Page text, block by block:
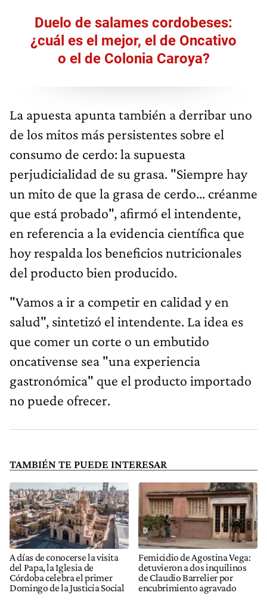
Duelo de salames cordobeses:
¿cuál es el mejor, el de Oncativo
o el de Colonia Caroya?
La apuesta apunta también a derribar uno
de los mitos más persistentes sobre el
consumo de cerdo: la supuesta
perjudicialidad de su grasa. "Siempre hay
un mito de que la grasa de cerdo... créanme
que está probado", afirmó el intendente,
en referencia a la evidencia científica que
hoy respalda los beneficios nutricionales
del producto bien producido.
"Vamos a ir a competir en calidad y en
salud", sintetizó el intendente. La idea es
que comer un corte o un embutido
oncativense sea "una experiencia
gastronómica" que el producto importado
no puede ofrecer.
TAMBIÉN TE PUEDE INTERESAR
A días de conocerse la visita
del Papa, la Iglesia de
Córdoba celebra el primer
Domingo de la Justicia Social
Femicidio de Agostina Vega:
detuvieron a dos inquilinos
de Claudio Barrelier por
encubrimiento agravado